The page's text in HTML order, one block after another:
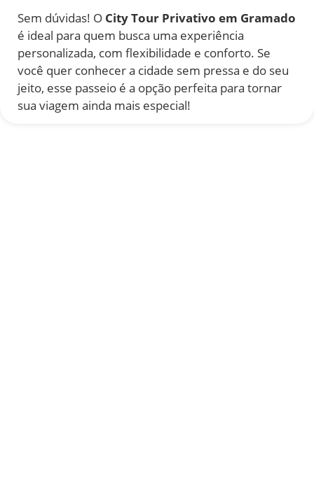
Sem dúvidas! O City Tour Privativo em Gramado
é ideal para quem busca uma experiência
personalizada, com flexibilidade e conforto. Se
você quer conhecer a cidade sem pressa e do seu
jeito, esse passeio é a opção perfeita para tornar
sua viagem ainda mais especial!